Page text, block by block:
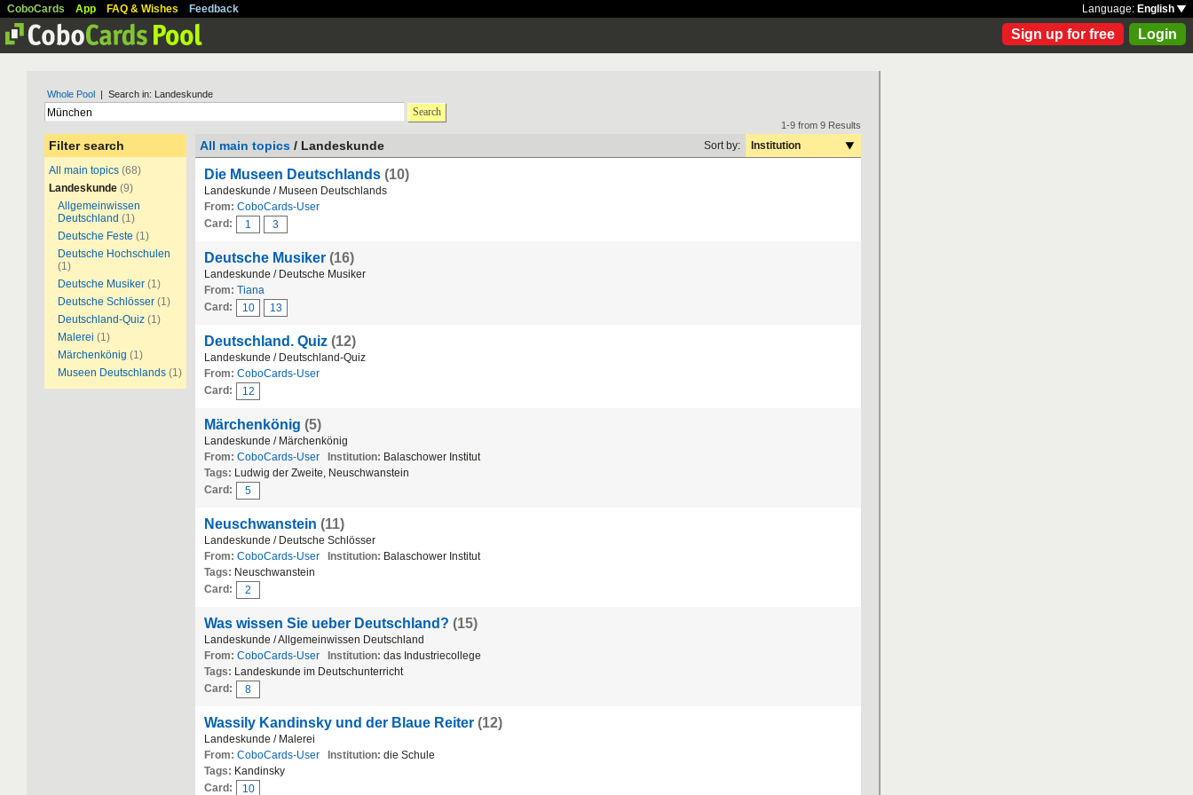
CoboCards App FAQ & Wishes Feedback Language: English
Sign up for free Login
Whole Pool | Search in: Landeskunde
Search
Filter search
All main topics (68)
Landeskunde (9)
Allgemeinwissen
Deutschland (1)
Deutsche Feste (1)
Deutsche Hochschulen
(1)
Deutsche Musiker (1)
Deutsche Schlösser (1)
Deutschland-Quiz (1)
Malerei (1)
Märchenkönig (1)
Museen Deutschlands (1)
1-9 from 9 Results
All main topics / Landeskunde Sort by: Institution
Die Museen Deutschlands (10)
Landeskunde / Museen Deutschlands
From: CoboCards-User
Card:
1 3
Deutsche Musiker (16)
Landeskunde / Deutsche Musiker
From: Tiana
Card:
10 13
Deutschland. Quiz (12)
Landeskunde / Deutschland-Quiz
From: CoboCards-User
Card:
12
Märchenkönig (5)
Landeskunde / Märchenkönig
From: CoboCards-User Institution: Balaschower Institut
Tags: Ludwig der Zweite, Neuschwanstein
Card:
5
Neuschwanstein (11)
Landeskunde / Deutsche Schlösser
From: CoboCards-User Institution: Balaschower Institut
Tags: Neuschwanstein
Card:
2
Was wissen Sie ueber Deutschland? (15)
Landeskunde / Allgemeinwissen Deutschland
From: CoboCards-User Institution: das Industriecollege
Tags: Landeskunde im Deutschunterricht
Card:
8
Wassily Kandinsky und der Blaue Reiter (12)
Landeskunde / Malerei
From: CoboCards-User Institution: die Schule
Tags: Kandinsky
Card:
10